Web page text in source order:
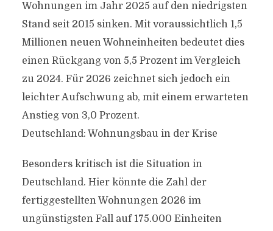
Wohnungen im Jahr 2025 auf den niedrigsten
Stand seit 2015 sinken. Mit voraussichtlich 1,5
Millionen neuen Wohneinheiten bedeutet dies
einen Rückgang von 5,5 Prozent im Vergleich
zu 2024. Für 2026 zeichnet sich jedoch ein
leichter Aufschwung ab, mit einem erwarteten
Anstieg von 3,0 Prozent.
Deutschland: Wohnungsbau in der Krise
Besonders kritisch ist die Situation in
Deutschland. Hier könnte die Zahl der
fertiggestellten Wohnungen 2026 im
ungünstigsten Fall auf 175.000 Einheiten